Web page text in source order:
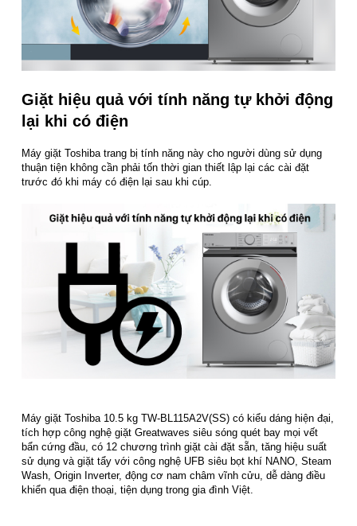
Giặt hiệu quả với tính năng tự khởi động
lại khi có điện
Máy giặt Toshiba trang bị tính năng này cho người dùng sử dụng
thuận tiện không cần phải tốn thời gian thiết lập lại các cài đặt
trước đó khi máy có điện lại sau khi cúp.
Máy giặt Toshiba 10.5 kg TW-BL115A2V(SS) có kiểu dáng hiện đại,
tích hợp công nghệ giặt Greatwaves siêu sóng quét bay mọi vết
bẩn cứng đầu, có 12 chương trình giặt cài đặt sẵn, tăng hiệu suất
sử dụng và giặt tẩy với công nghệ UFB siêu bọt khí NANO, Steam
Wash, Origin Inverter, động cơ nam châm vĩnh cửu, dễ dàng điều
khiển qua điện thoại, tiện dụng trong gia đình Việt.